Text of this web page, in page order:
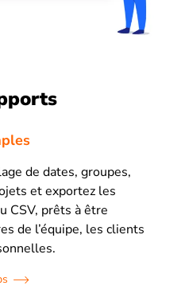
de dates, groupes,
et exportez les
CSV, prêts à être
de l’équipe, les clients